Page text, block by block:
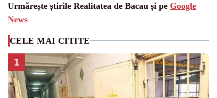
Urmărește știrile Realitatea de Bacau și pe Google
News
CELE MAI CITITE
1